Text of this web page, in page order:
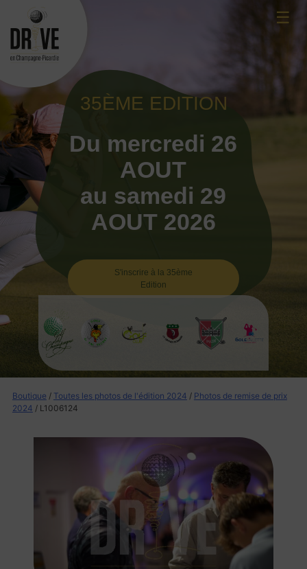
content
☰
35ÈME EDITION
Du mercredi 26
AOUT
au samedi 29
AOUT 2026
S'inscrire à la 35ème
Edition
Boutique / Toutes les photos de l'édition 2024 / Photos de remise de prix
2024 / L1006124